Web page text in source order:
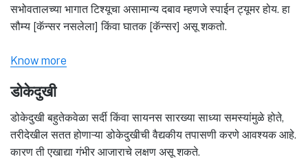
सभोवतालच्या भागात टिश्यूचा असामान्य दबाव म्हणजे स्पाईन ट्यूमर होय. हा
सौम्य [कॅन्सर नसलेला] किंवा घातक [कॅन्सर] असू शकतो.
Know more
डोकेदुखी
डोकेदुखी बहुतेकवेळा सर्दी किंवा सायनस सारख्या साध्या समस्यांमुळे होते,
तरीदेखील सतत होणाऱ्या डोकेदुखीची वैद्यकीय तपासणी करणे आवश्यक आहे.
कारण ती एखाद्या गंभीर आजाराचे लक्षण असू शकते.